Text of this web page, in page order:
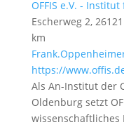
OFFIS e.V. -
Escherweg 2,
km
https://
Als An-Institut der
Oldenburg setzt